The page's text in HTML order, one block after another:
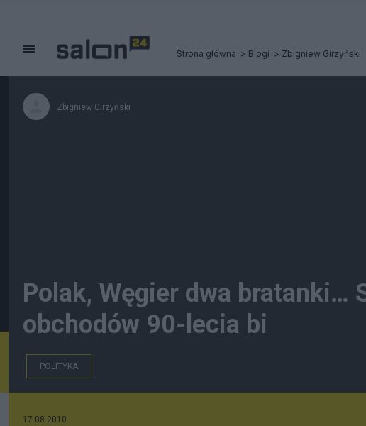
Strona główna Blogi Zbigniew Girzyński
Zbigniew Girzyński
Polak, Węgier dwa bratanki…
obchodów 90-lecia bi
POLITYKA
17.08.2010